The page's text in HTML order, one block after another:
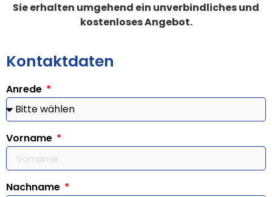
Sie erhalten umgehend ein unverbindliches und
kostenloses Angebot.
Kontaktdaten
Anrede
Vorname
Nachname